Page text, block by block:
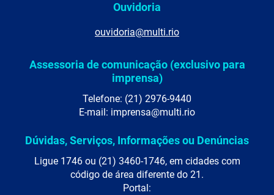
Ouvidoria
ouvidoria@multi.rio
Assessoria de comunicação (exclusivo para
imprensa)
Telefone: (21) 2976-9440
E-mail: imprensa@multi.rio
Dúvidas, Serviços, Informações ou Denúncias
Ligue 1746 ou (21) 3460-1746, em cidades com
código de área diferente do 21.
Portal: